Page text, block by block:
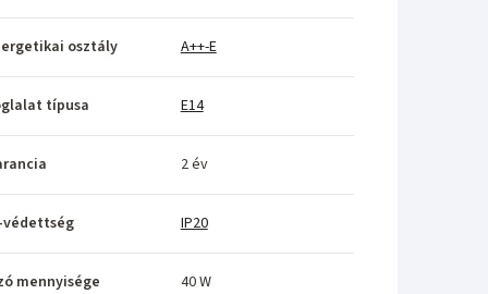
osztály A++-E
típusa E14
2 év
védettség IP20
mennyisége 40 W